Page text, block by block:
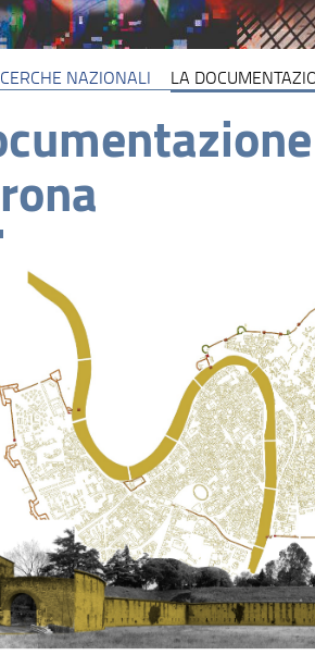
NAZIONALI LA